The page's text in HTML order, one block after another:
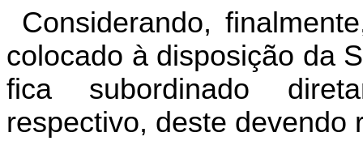
Considerando,
colocado à disposição da
fica subordinado
respectivo, deste devendo